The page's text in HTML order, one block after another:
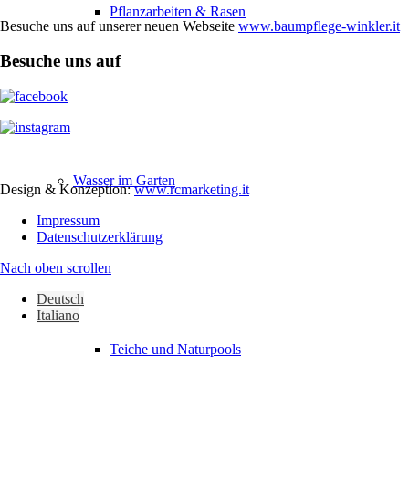
Pflanzarbeiten & Rasen
Wasser im Garten
Teiche und Naturpools
Besuche uns auf unserer neuen Webseite www.baumpflege-winkler.it
Besuche uns auf
Design & Konzeption:www.rcmarketing.it
Impressum
Datenschutzerklärung
Nach oben scrollen
Deutsch
Italiano